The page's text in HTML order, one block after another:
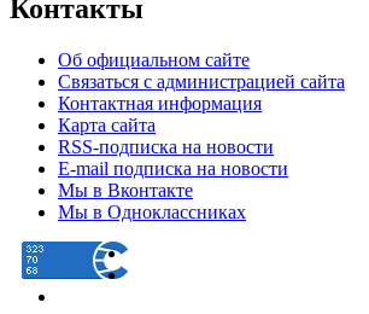
Контакты
Об официальном сайте
Связаться с администрацией сайта
Контактная информация
Карта сайта
RSS-подписка на новости
E-mail подписка на новости
Мы в Вконтакте
Мы в Одноклассниках